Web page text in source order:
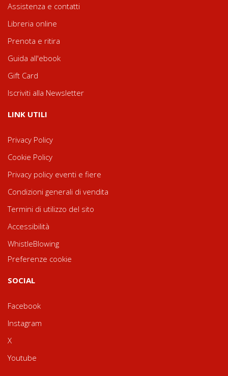
Assistenza e contatti
Libreria online
Prenota e ritira
Guida all'ebook
Gift Card
Iscriviti alla Newsletter
LINK UTILI
Privacy Policy
Cookie Policy
Privacy policy eventi e fiere
Condizioni generali di vendita
Termini di utilizzo del sito
Accessibilità
WhistleBlowing
Preferenze cookie
SOCIAL
Facebook
Instagram
X
Youtube